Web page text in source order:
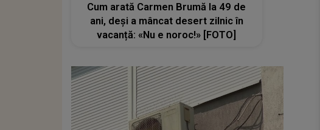
Cum arată Carmen Brumă la 49 de
ani, deși a mâncat desert zilnic în
vacanță: «Nu e noroc!» [FOTO]